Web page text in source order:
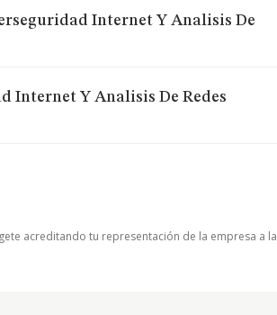
Internet Y Analisis De
Internet Y Analisis De Redes
acreditando tu representación de la empresa a la